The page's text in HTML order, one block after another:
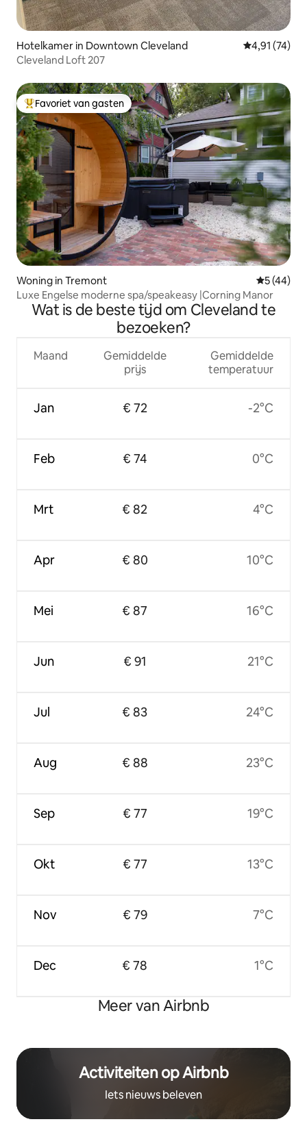
Hotelkamer in Downtown Cleveland Gemiddelde
4,91 (74)
Cleveland Loft 207
Topfavoriet van gasten
Favoriet van gasten
Woning in Tremont
5 (44)
Luxe Engelse moderne spa/speakeasy |Corning Manor
Wat is de beste tijd om Cleveland te
bezoeken?
Maand
Jan
Feb
Mrt
Apr
Mei
Jun
Jul
Aug
Sep
Okt
Nov
Dec
Gemiddelde
prijs
€ 72
€ 74
€ 82
€ 80
€ 87
€ 91
€ 83
€ 88
€ 77
€ 77
€ 79
€ 78
Gemiddelde
temperatuur
-2°C
0°C
4°C
10°C
16°C
21°C
24°C
23°C
19°C
13°C
7°C
1°C
Meer van Airbnb
Activiteiten op Airbnb
Iets nieuws beleven